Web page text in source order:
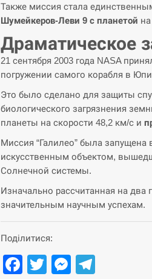
Также миссия стала
Шумейкеров-Леви 9 с планетой
Драматическое
21 сентября 2003 года NASA
погружении самого корабля в
Это было сделано для защиты
биологического загрязнения
планеты на скорости 48,2 км/с и
Миссия “Галилео” была запущена
искусственным объектом,
Солнечной системы.
Изначально рассчитанная на два
значительным научным успехам.
Поділитися:
Facebook
Twitter